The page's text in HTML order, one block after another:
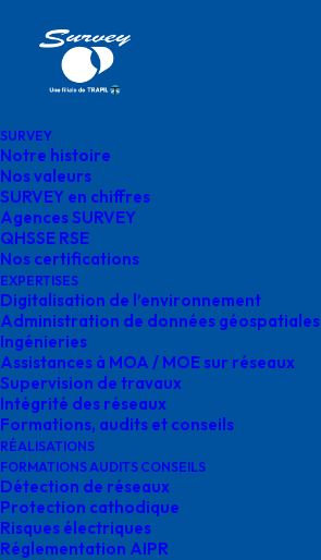
SURVEY
Notre histoire
Nos valeurs
SURVEY en chiffres
Agences SURVEY
QHSSE RSE
Nos certifications
EXPERTISES
Digitalisation de l’environnement
Administration de données géospatiales
Ingénieries
Assistances à MOA / MOE sur réseaux
Supervision de travaux
Intégrité des réseaux
Formations, audits et conseils
RÉALISATIONS
FORMATIONS AUDITS CONSEILS
Détection de réseaux
Protection cathodique
Risques électriques
Réglementation AIPR
Accueil
digitalisation
environnement